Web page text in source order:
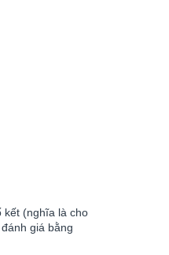
kết (nghĩa là cho
giá bằng